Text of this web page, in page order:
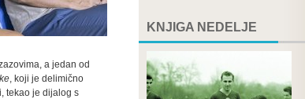
a jedan od
, koji je delimično
tekao je dijalog s
KNJIGA NEDELJE